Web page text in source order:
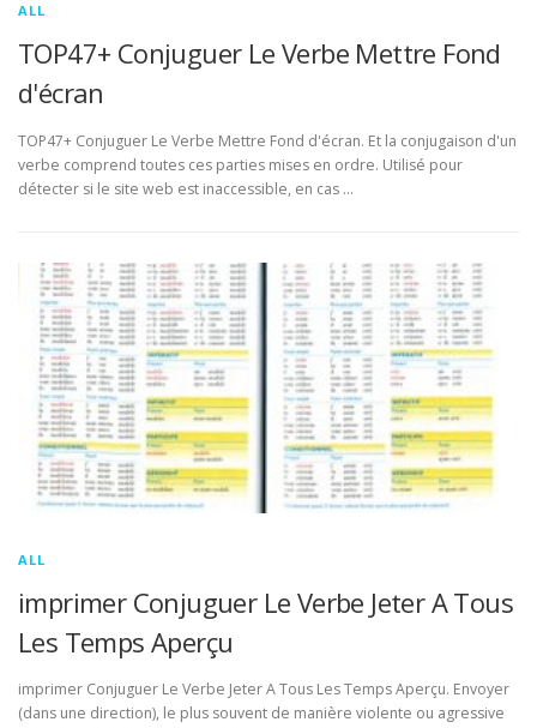
ALL
TOP47+ Conjuguer Le Verbe Mettre Fond
d'écran
TOP47+ Conjuguer Le Verbe Mettre Fond d'écran. Et la conjugaison d'un
verbe comprend toutes ces parties mises en ordre. Utilisé pour
détecter si le site web est inaccessible, en cas …
ALL
imprimer Conjuguer Le Verbe Jeter A Tous
Les Temps Aperçu
imprimer Conjuguer Le Verbe Jeter A Tous Les Temps Aperçu. Envoyer
(dans une direction), le plus souvent de manière violente ou agressive